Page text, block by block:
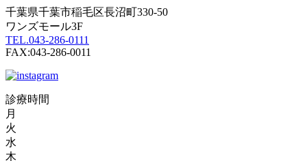
千葉県千葉市稲毛区長沼町330-50
ワンズモール3F
TEL.043-286-0111
FAX:043-286-0011
診療時間
月
火
水
木